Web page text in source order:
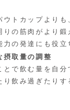
ウトカップよりも
りの筋肉がより鍛
力の発達にも役立
摂取量の調整
とで飲む量を自分
り飲み過ぎたりす